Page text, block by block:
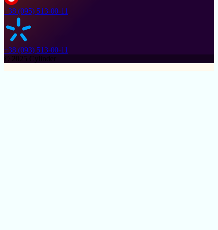
+38 (095) 513-00-11
+38 (093) 513-00-11
© 2025 Cylinder